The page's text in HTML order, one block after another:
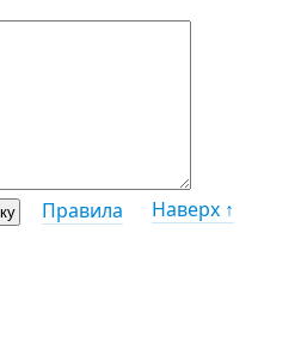
Правила Наверх ↑